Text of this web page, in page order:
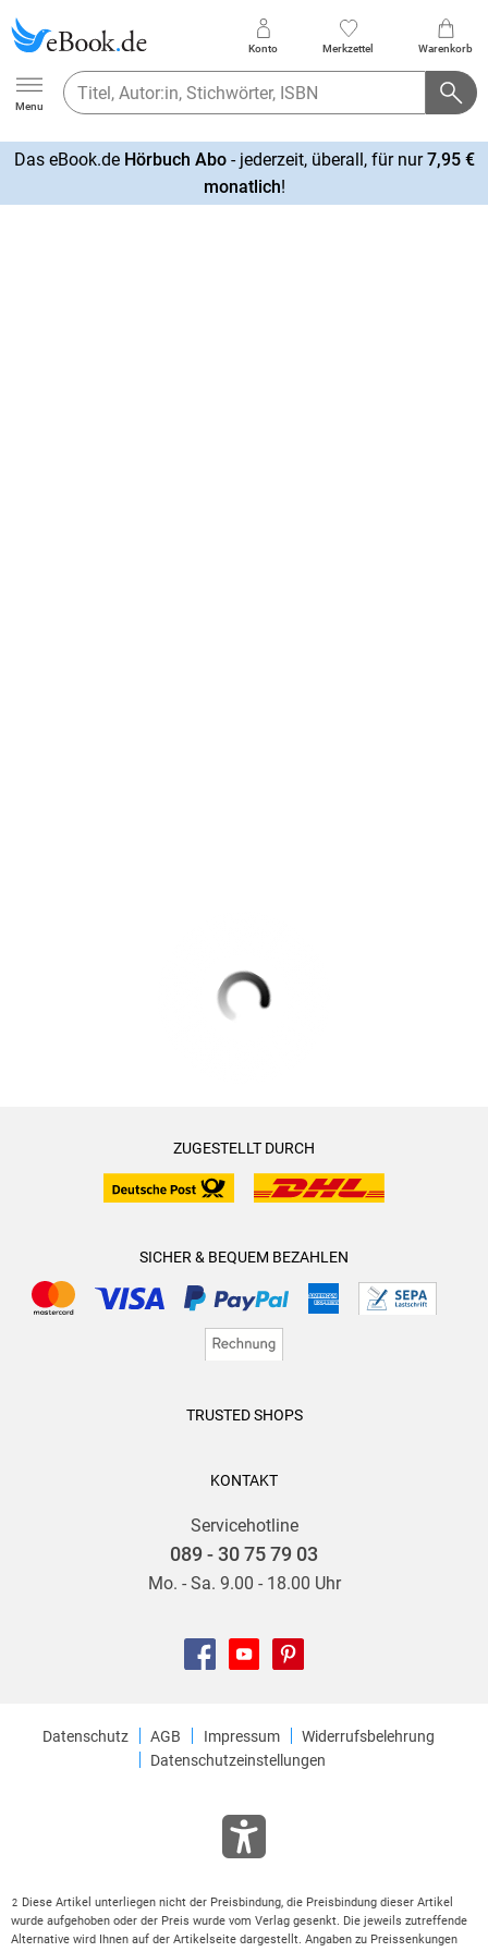
Ebook.de
Menu
Konto Merkzettel Warenkorb
Das eBook.de Hörbuch Abo- jederzeit, überall, für nur7,95 €
monatlich!
ZUGESTELLT DURCH
SICHER & BEQUEM BEZAHLEN
TRUSTED SHOPS
KONTAKT
Servicehotline
089 - 30 75 79 03
Mo. - Sa. 9.00 - 18.00 Uhr
Datenschutz AGB Impressum
Widerrufsbelehrung
Datenschutzeinstellungen
2 Diese Artikel unterliegen nicht der Preisbindung, die Preisbindung dieser Artikel
wurde aufgehoben oder der Preis wurde vom Verlag gesenkt. Die jeweils zutreffende
Alternative wird Ihnen auf der Artikelseite dargestellt. Angaben zu Preissenkungen